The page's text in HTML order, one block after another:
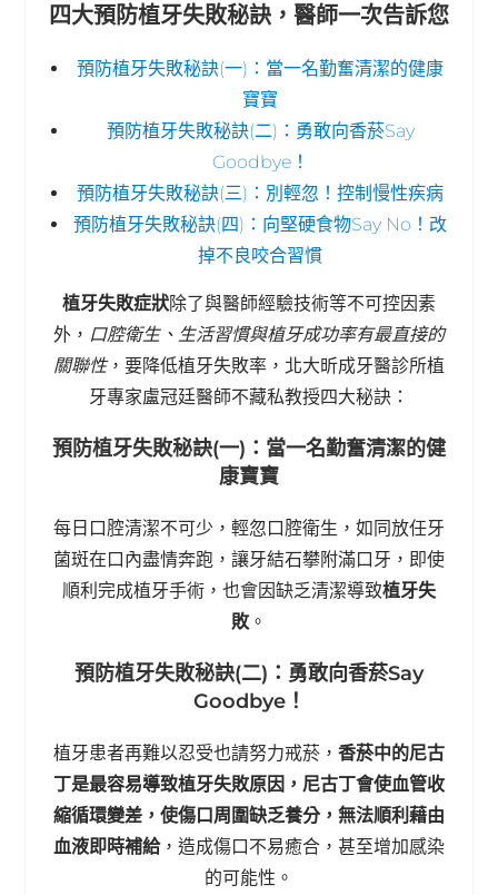
四大預防植牙失敗秘訣，醫師一次告訴您
預防植牙失敗秘訣(一)：當一名勤奮清潔的健康
寶寶
預防植牙失敗秘訣(二)：勇敢向香菸Say
Goodbye！
預防植牙失敗秘訣(三)：別輕忽！控制慢性疾病
預防植牙失敗秘訣(四)：向堅硬食物Say No！改
掉不良咬合習慣
植牙失敗症狀除了與醫師經驗技術等不可控因素
外， 口腔衛生、生活習慣與植牙成功率有最直接的
關聯性，要降低植牙失敗率，北大昕成牙醫診所植
牙專家盧冠廷醫師不藏私教授四大秘訣：
預防植牙失敗秘訣(一)：當一名勤奮清潔的健
康寶寶
每日口腔清潔不可少，輕忽口腔衛生，如同放任牙
菌斑在口內盡情奔跑，讓牙結石攀附滿口牙，即使
順利完成植牙手術，也會因缺乏清潔導致植牙失
敗 。
預防植牙失敗秘訣(二)：勇敢向香菸Say
Goodbye！
植牙患者再難以忍受也請努力戒菸， 香菸中的尼古
丁是最容易導致植牙失敗原因，尼古丁會使血管收
縮循環變差，使傷口周圍缺乏養分，無法順利藉由
血液即時補給，造成傷口不易癒合，甚至增加感染
的可能性。